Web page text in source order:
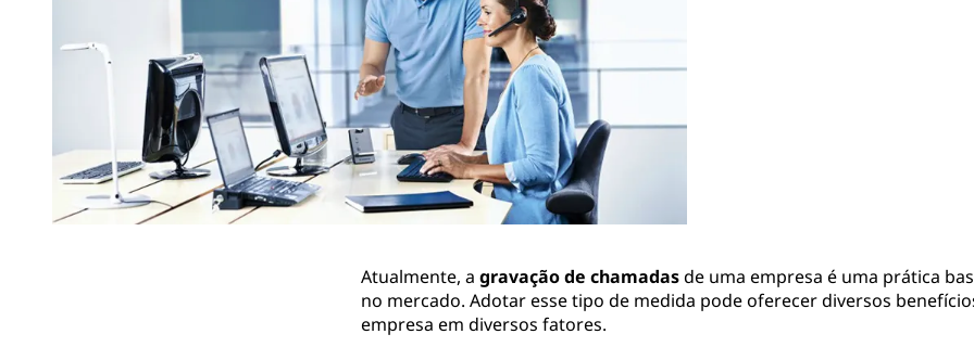
Atualmente, a gravação de chamadasde uma empresa é uma prática
no mercado. Adotar esse tipo de medida pode oferecer diversos
empresa em diversos fatores.